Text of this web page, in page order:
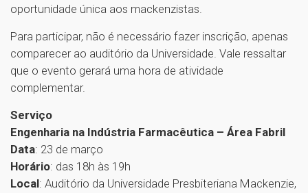
oportunidade única aos mackenzistas.
Para participar, não é necessário fazer inscrição, apenas
comparecer ao auditório da Universidade. Vale ressaltar
que o evento gerará uma hora de atividade
complementar.
Serviço
Engenharia na Indústria Farmacêutica – Área Fabril
Data: 23 de março
Horário: das 18h às 19h
Local: Auditório da Universidade Presbiteriana Mackenzie,